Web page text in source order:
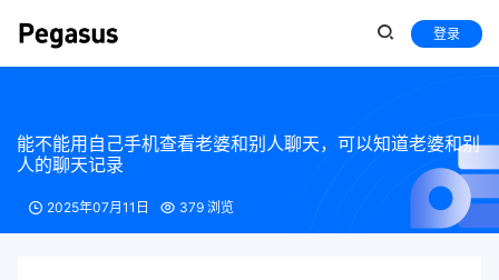
登录
能不能用自己手机查看老婆和别人聊天，可以知道老婆和别
人的聊天记录
2025年07月11日 379 浏览